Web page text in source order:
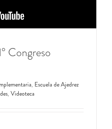
Congreso
, Escuela de Ajedrez
, Videoteca